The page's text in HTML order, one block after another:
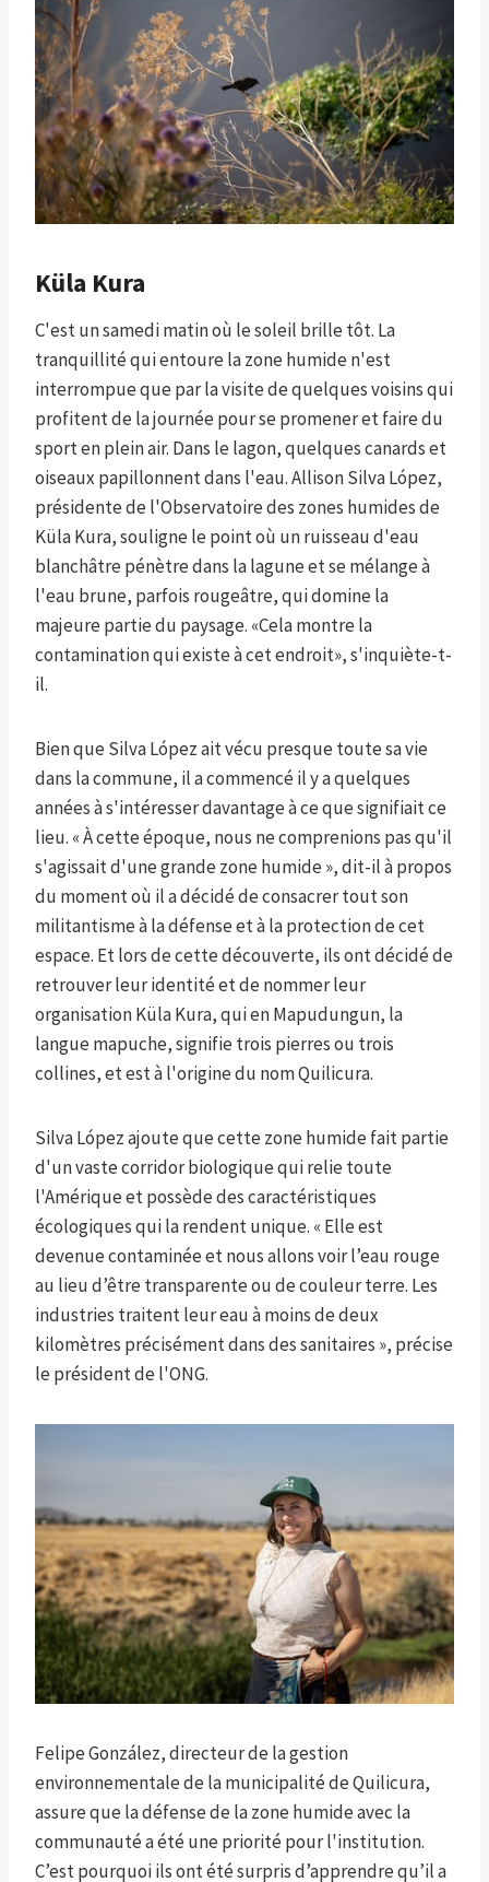
Küla Kura
C'est un samedi matin où le soleil brille tôt. La
tranquillité qui entoure la zone humide n'est
interrompue que par la visite de quelques voisins qui
profitent de la journée pour se promener et faire du
sport en plein air. Dans le lagon, quelques canards et
oiseaux papillonnent dans l'eau. Allison Silva López,
présidente de l'Observatoire des zones humides de
Küla Kura, souligne le point où un ruisseau d'eau
blanchâtre pénètre dans la lagune et se mélange à
l'eau brune, parfois rougeâtre, qui domine la
majeure partie du paysage. «Cela montre la
contamination qui existe à cet endroit», s'inquiète-t-
il.
Bien que Silva López ait vécu presque toute sa vie
dans la commune, il a commencé il y a quelques
années à s'intéresser davantage à ce que signifiait ce
lieu. « À cette époque, nous ne comprenions pas qu'il
s'agissait d'une grande zone humide », dit-il à propos
du moment où il a décidé de consacrer tout son
militantisme à la défense et à la protection de cet
espace. Et lors de cette découverte, ils ont décidé de
retrouver leur identité et de nommer leur
organisation Küla Kura, qui en Mapudungun, la
langue mapuche, signifie trois pierres ou trois
collines, et est à l'origine du nom Quilicura.
Silva López ajoute que cette zone humide fait partie
d'un vaste corridor biologique qui relie toute
l'Amérique et possède des caractéristiques
écologiques qui la rendent unique. « Elle est
devenue contaminée et nous allons voir l’eau rouge
au lieu d’être transparente ou de couleur terre. Les
industries traitent leur eau à moins de deux
kilomètres précisément dans des sanitaires », précise
le président de l'ONG.
Felipe González, directeur de la gestion
environnementale de la municipalité de Quilicura,
assure que la défense de la zone humide avec la
communauté a été une priorité pour l'institution.
C’est pourquoi ils ont été surpris d’apprendre qu’il a